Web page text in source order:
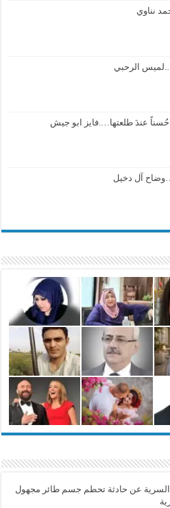
نناوي
الرحبي
عندَ طلعتها….فايز ابو جيش
آل دخيل
السرية عن حادثة تحطم جسم طائر مجهول